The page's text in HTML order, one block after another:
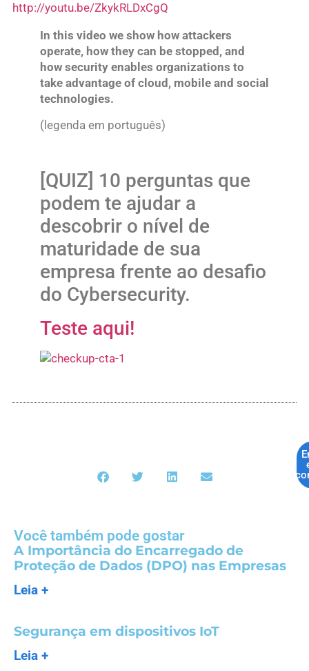
http://youtu.be/ZkykRLDxCgQ
In this video we show how attackers
operate, how they can be stopped, and
how security enables organizations to
take advantage of cloud, mobile and social
technologies.
(legenda em português)
[QUIZ] 10 perguntas que
podem te ajudar a
descobrir o nível de
maturidade de sua
empresa frente ao desafio
do Cybersecurity.
Teste aqui!
Você também pode gostar
A Importância do Encarregado de
Proteção de Dados (DPO) nas Empresas
Leia +
Segurança em dispositivos IoT
Leia +